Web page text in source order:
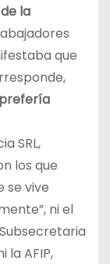
la
que
SRL,
los que
se vive
ni el
la AFIP,